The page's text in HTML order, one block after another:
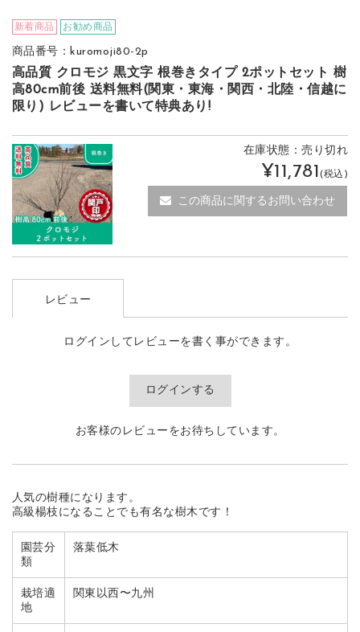
新着商品 お勧め商品
商品番号：kuromoji80-2p
高品質 クロモジ 黒文字 根巻きタイプ 2ポットセット 樹
高80cm前後 送料無料(関東・東海・関西・北陸・信越に
限り) レビューを書いて特典あり!
在庫状態：売り切れ
¥11,781(税込)
この商品に関するお問い合わせ
レビュー
ログインしてレビューを書く事ができます。
ログインする
お客様のレビューをお待ちしています。
人気の樹種になります。
高級楊枝になることでも有名な樹木です！
園芸分
類
落葉低木
栽培適
地
関東以西〜九州